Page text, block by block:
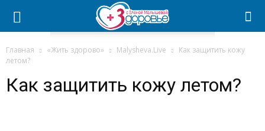
Главная «Жить здорово» Malysheva.Live
Как защитить кожу
летом?
Как защитить кожу летом?